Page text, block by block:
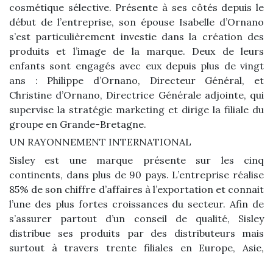
cosmétique sélective. Présente à ses côtés depuis le
début de l’entreprise, son épouse Isabelle d’Ornano
s’est particulièrement investie dans la création des
produits et l’image de la marque. Deux de leurs
enfants sont engagés avec eux depuis plus de vingt
ans : Philippe d’Ornano, Directeur Général, et
Christine d’Ornano, Directrice Générale adjointe, qui
supervise la stratégie marketing et dirige la filiale du
groupe en Grande-Bretagne.
UN RAYONNEMENT INTERNATIONAL
Sisley est une marque présente sur les cinq
continents, dans plus de 90 pays. L’entreprise réalise
85% de son chiffre d’affaires à l’exportation et connait
l’une des plus fortes croissances du secteur. Afin de
s’assurer partout d’un conseil de qualité, Sisley
distribue ses produits par des distributeurs mais
surtout à travers trente filiales en Europe, Asie,